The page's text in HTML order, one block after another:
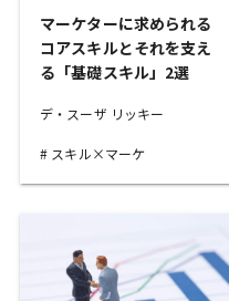
マーケターに求められる
コアスキルとそれを支え
る「基礎スキル」2選
デ・スーザ リッキー
スキル×マーケ